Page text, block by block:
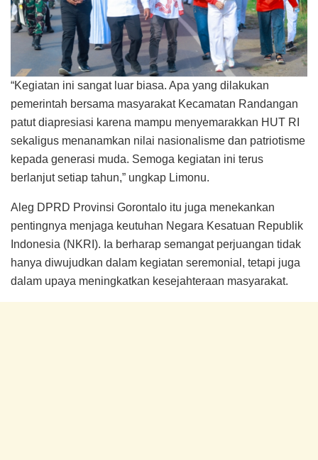
“Kegiatan ini sangat luar biasa. Apa yang dilakukan
pemerintah bersama masyarakat Kecamatan Randangan
patut diapresiasi karena mampu menyemarakkan HUT RI
sekaligus menanamkan nilai nasionalisme dan patriotisme
kepada generasi muda. Semoga kegiatan ini terus
berlanjut setiap tahun,” ungkap Limonu.
Aleg DPRD Provinsi Gorontalo itu juga menekankan
pentingnya menjaga keutuhan Negara Kesatuan Republik
Indonesia (NKRI). Ia berharap semangat perjuangan tidak
hanya diwujudkan dalam kegiatan seremonial, tetapi juga
dalam upaya meningkatkan kesejahteraan masyarakat.